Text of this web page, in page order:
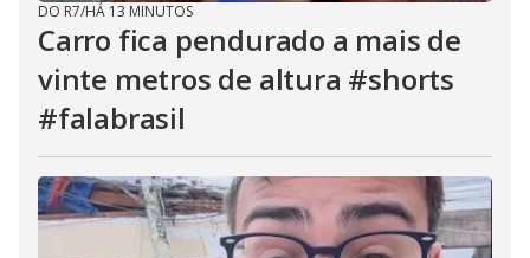
DO R7/HÁ 13 MINUTOS
Carro fica pendurado a mais de
vinte metros de altura #shorts
#falabrasil